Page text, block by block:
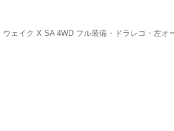
ェイク X SA 4WD フル装備・ドラレコ・左オ